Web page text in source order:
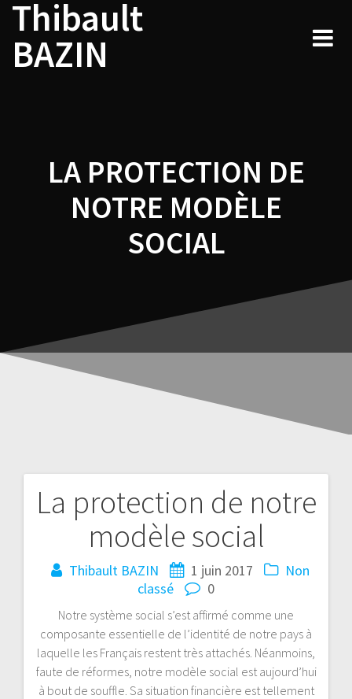
Skip
content
Thibault
BAZIN
LA PROTECTION DE
NOTRE MODÈLE
SOCIAL
La protection de notre
modèle social
Thibault BAZIN 1 juin 2017
Non
classé
0
Notre système social s’est affirmé comme une
composante essentielle de l’identité de notre pays à
laquelle les Français restent très attachés. Néanmoins,
faute de réformes, notre modèle social est aujourd’hui
à bout de souffle. Sa situation financière est tellement
Navigation
de